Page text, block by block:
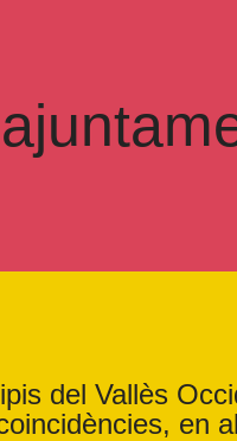
del Vallès
en